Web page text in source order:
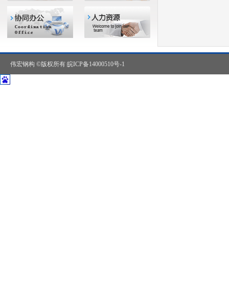
伟宏钢构 ©版权所有 皖ICP备14000510号-1